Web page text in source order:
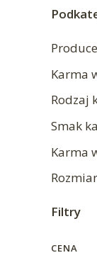
Karma
Rodzaj
Smak
Karma
Filtry
CENA